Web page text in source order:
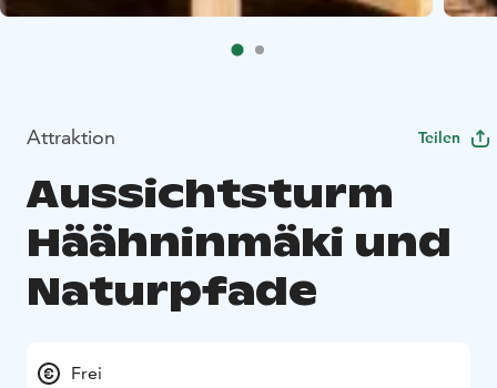
Attraktion Teilen
Aussichtsturm
Häähninmäki und
Naturpfade
Frei